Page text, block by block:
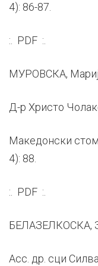
4): 86-87.
:. PDF :.
МУРОВСКА,
Д-р Христо
Македонски
4): 88.
:. PDF :.
БЕЛАЗЕЛКОСКА,
Асс. др. сци